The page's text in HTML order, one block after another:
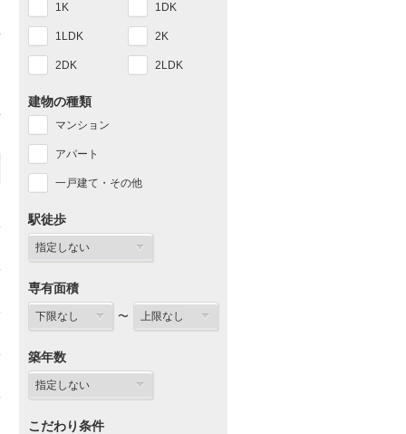
1K 1DK
1LDK 2K
2DK 2LDK
建物の種類
マンション
アパート
一戸建て・その他
駅徒歩
専有面積
〜
築年数
こだわり条件